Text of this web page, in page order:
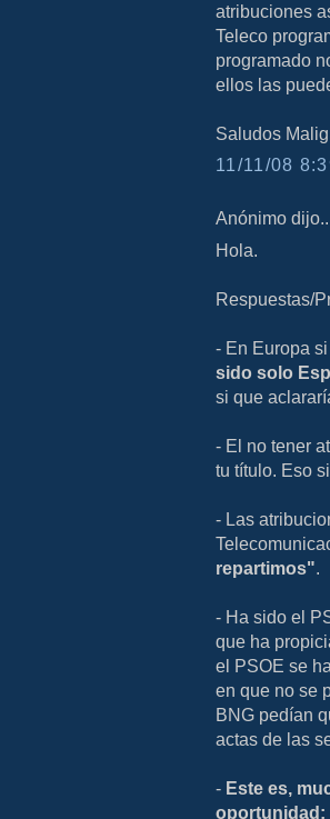
atribuciones
Teleco
programado
ellos las
Saludos
11/11/08
Anónimo
Hola.
Respuestas/
- En Europa
sido solo
si que
- El no tener
tu título. Eso
- Las
repartimos".
- Ha sido el
que ha
el PSOE se
en que no se
BNG pedían
actas de las
- Este es,
oportunidad;